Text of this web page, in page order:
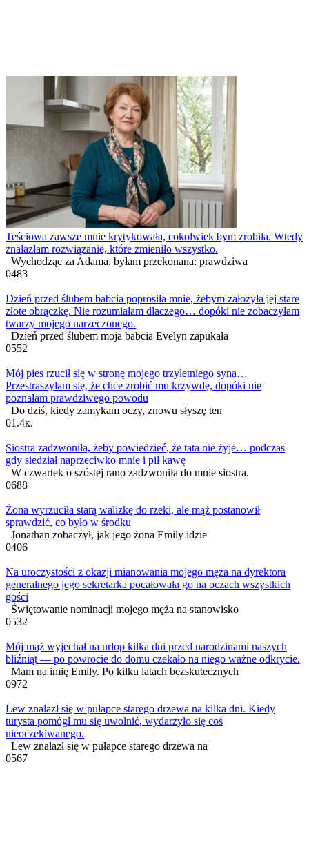
Teściowa zawsze mnie krytykowała, cokolwiek bym zrobiła. Wtedy
znalazłam rozwiązanie, które zmieniło wszystko.
Wychodząc za Adama, byłam przekonana: prawdziwa
0483
Dzień przed ślubem babcia poprosiła mnie, żebym założyła jej stare
złote obrączkę. Nie rozumiałam dlaczego… dopóki nie zobaczyłam
twarzy mojego narzeczonego.
Dzień przed ślubem moja babcia Evelyn zapukała
0552
Mój pies rzucił się w stronę mojego trzyletniego syna…
Przestraszyłam się, że chce zrobić mu krzywdę, dopóki nie
poznałam prawdziwego powodu
Do dziś, kiedy zamykam oczy, znowu słyszę ten
01.4к.
Siostra zadzwoniła, żeby powiedzieć, że tata nie żyje… podczas
gdy siedział naprzeciwko mnie i pił kawę
W czwartek o szóstej rano zadzwoniła do mnie siostra.
0688
Żona wyrzuciła starą walizkę do rzeki, ale mąż postanowił
sprawdzić, co było w środku
Jonathan zobaczył, jak jego żona Emily idzie
0406
Na uroczystości z okazji mianowania mojego męża na dyrektora
generalnego jego sekretarka pocałowała go na oczach wszystkich
gości
Świętowanie nominacji mojego męża na stanowisko
0532
Mój mąż wyjechał na urlop kilka dni przed narodzinami naszych
bliźniąt — po powrocie do domu czekało na niego ważne odkrycie.
Mam na imię Emily. Po kilku latach bezskutecznych
0972
Lew znalazł się w pułapce starego drzewa na kilka dni. Kiedy
turysta pomógł mu się uwolnić, wydarzyło się coś
nieoczekiwanego.
Lew znalazł się w pułapce starego drzewa na
0567